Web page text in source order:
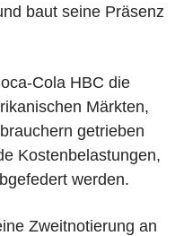
baut seine Präsenz
Cola HBC die
Märkten,
getrieben
Kostenbelastungen,
werden.
Zweitnotierung an